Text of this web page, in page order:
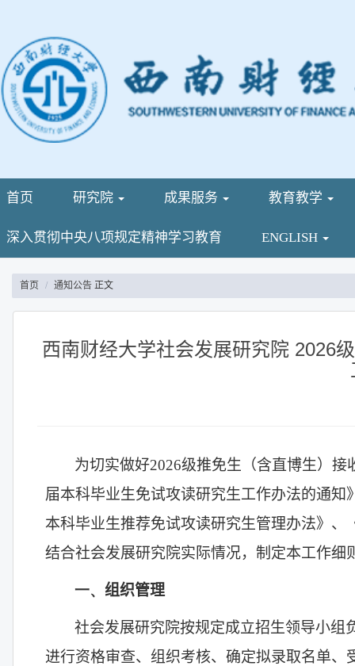
首页 研究院 成果服务 教育教学
深入贯彻中央八项规定精神学习教育 ENGLISH
首页 通知公告 正文
西南财经大学社会发展研究院 2026
为切实做好2026级推免生（含直博生）接
届本科毕业生免试攻读研究生工作办法的通知
本科毕业生推荐免试攻读研究生管理办法》
结合社会发展研究院实际情况，制定本工作细
一、 组织管理
社会发展研究院按规定成立招生领导小组
进行资格审查、组织考核、确定拟录取名单、